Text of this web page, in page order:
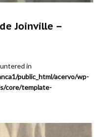
Joinville –
in
public_html/acervo/wp-
core/template-